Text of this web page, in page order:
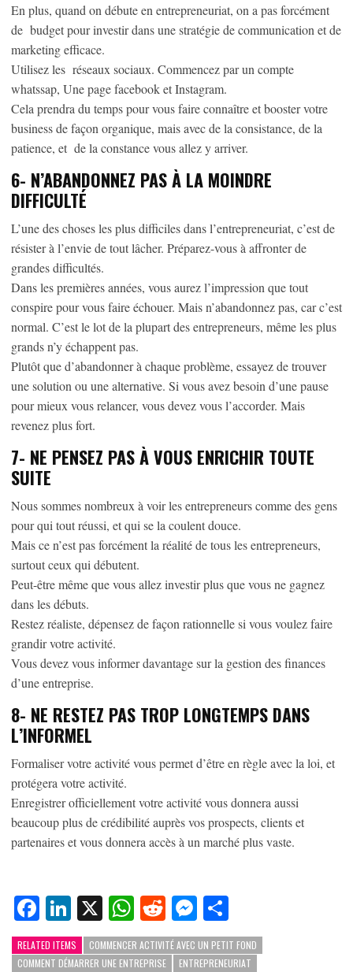
En plus, quand on débute en entrepreneuriat, on a pas forcément
de budget pour investir dans une stratégie de communication et de
marketing efficace.
Utilisez les réseaux sociaux. Commencez par un compte
whatssap, Une page facebook et Instagram.
Cela prendra du temps pour vous faire connaître et booster votre
business de façon organique, mais avec de la consistance, de la
patience, et de la constance vous allez y arriver.
6- N’ABANDONNEZ PAS À LA MOINDRE
DIFFICULTÉ
L’une des choses les plus difficiles dans l’entrepreneuriat, c’est de
résister à l’envie de tout lâcher. Préparez-vous à affronter de
grandes difficultés.
Dans les premières années, vous aurez l’impression que tout
conspire pour vous faire échouer. Mais n’abandonnez pas, car c’est
normal. C’est le lot de la plupart des entrepreneurs, même les plus
grands n’y échappent pas.
Plutôt que d’abandonner à chaque problème, essayez de trouver
une solution ou une alternative. Si vous avez besoin d’une pause
pour mieux vous relancer, vous devez vous l’accorder. Mais
revenez plus fort.
7- NE PENSEZ PAS À VOUS ENRICHIR TOUTE
SUITE
Nous sommes nombreux à voir les entrepreneurs comme des gens
pour qui tout réussi, et qui se la coulent douce.
Mais ce n’est pas forcément la réalité de tous les entrepreneurs,
surtout ceux qui débutent.
Peut-être même que vous allez investir plus que vous ne gagnez
dans les débuts.
Restez réaliste, dépensez de façon rationnelle si vous voulez faire
grandir votre activité.
Vous devez vous informer davantage sur la gestion des finances
d’une entreprise.
8- NE RESTEZ PAS TROP LONGTEMPS DANS
L’INFORMEL
Formaliser votre activité vous permet d’être en règle avec la loi, et
protégera votre activité.
Enregistrer officiellement votre activité vous donnera aussi
beaucoup plus de crédibilité auprès vos prospects, clients et
partenaires et vous donnera accès à un marché plus vaste.
Facebook
LinkedIn
X WhatsApp
RedditMessenger
RELATED ITEMS
COMMENCER ACTIVITÉ AVEC UN PETIT FOND
COMMENT DÉMARRER UNE ENTREPRISE
ENTREPRENEURIAT